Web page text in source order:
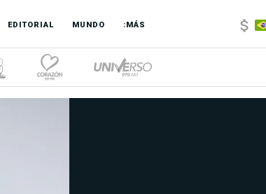
EDITORIAL MUNDO :MÁS